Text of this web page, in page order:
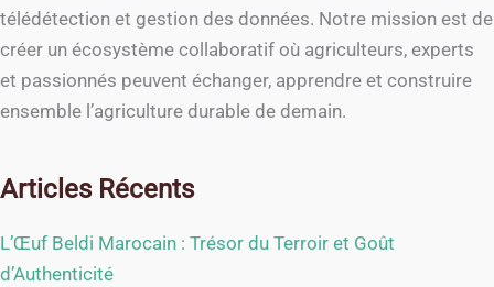
télédétection et gestion des données. Notre mission est de
créer un écosystème collaboratif où agriculteurs, experts
et passionnés peuvent échanger, apprendre et construire
ensemble l’agriculture durable de demain.
Articles Récents
L’Œuf Beldi Marocain : Trésor du Terroir et Goût
d’Authenticité